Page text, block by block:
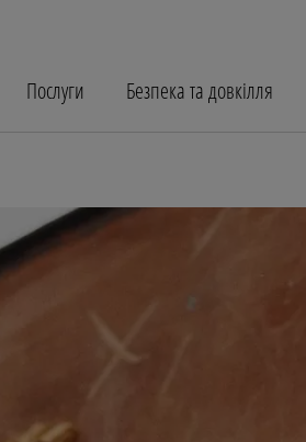
Послуги Безпека та довкілля